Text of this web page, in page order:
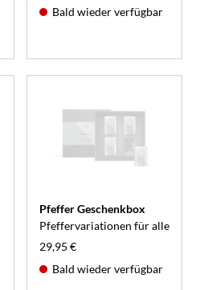
Bald wieder verfügbar
Pfeffer Geschenkbox
Pfeffervariationen für alle
29,95 €
Bald wieder verfügbar